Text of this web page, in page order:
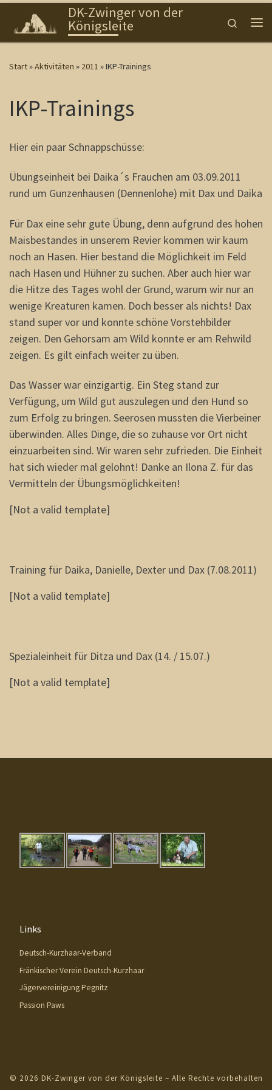
Zum Inhalt springenDK-Zwinger von der
Königsleite
Search
Start»Aktivitäten » 2011 »IKP-Trainings
IKP-Trainings
Hier ein paar Schnappschüsse:
Übungseinheit bei Daika´s Frauchen am 03.09.2011
rund um Gunzenhausen (Dennenlohe) mit Dax und Daika
Für Dax eine sehr gute Übung, denn aufgrund des hohen
Maisbestandes in unserem Revier kommen wir kaum
noch an Hasen. Hier bestand die Möglichkeit im Feld
nach Hasen und Hühner zu suchen. Aber auch hier war
die Hitze des Tages wohl der Grund, warum wir nur an
wenige Kreaturen kamen. Doch besser als nichts! Dax
stand super vor und konnte schöne Vorstehbilder
zeigen. Den Gehorsam am Wild konnte er am Rehwild
zeigen. Es gilt einfach weiter zu üben.
Das Wasser war einzigartig. Ein Steg stand zur
Verfügung, um Wild gut auszulegen und den Hund so
zum Erfolg zu bringen. Seerosen mussten die Vierbeiner
überwinden. Alles Dinge, die so zuhause vor Ort nicht
einzuarbeiten sind. Wir waren sehr zufrieden. Die Einheit
hat sich wieder mal gelohnt! Danke an Ilona Z. für das
Vermitteln der Übungsmöglichkeiten!
[Not a valid template]
Training für Daika, Danielle, Dexter und Dax (7.08.2011)
[Not a valid template]
Spezialeinheit für Ditza und Dax (14. / 15.07.)
[Not a valid template]
Links
Deutsch-Kurzhaar-Verband
Fränkischer Verein Deutsch-Kurzhaar
Jägervereinigung Pegnitz
Passion Paws
© 2026 DK-Zwinger von der Königsleite – Alle Rechte vorbehalten